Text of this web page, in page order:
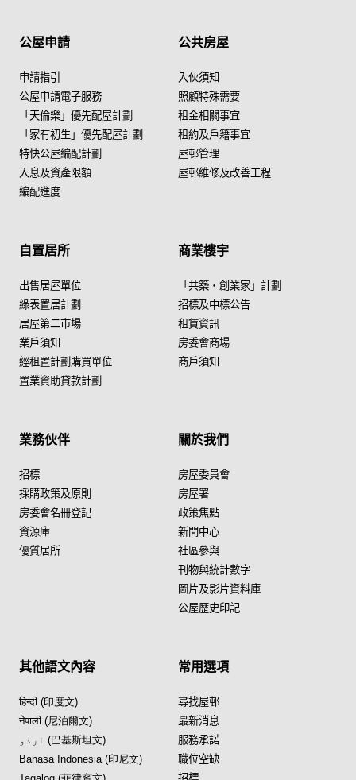
公屋申請
申請指引
公屋申請電子服務
「天倫樂」優先配屋計劃
「家有初生」優先配屋計劃
特快公屋編配計劃
入息及資產限額
編配進度
公共房屋
入伙須知
照顧特殊需要
租金相關事宜
租約及戶籍事宜
屋邨管理
屋邨維修及改善工程
自置居所
出售居屋單位
綠表置居計劃
居屋第二市場
業戶須知
經租置計劃購買單位
置業資助貸款計劃
商業樓宇
「共築・創業家」計劃
招標及中標公告
租賃資訊
房委會商場
商戶須知
業務伙伴
招標
採購政策及原則
房委會名冊登記
資源庫
優質居所
關於我們
房屋委員會
房屋署
政策焦點
新聞中心
社區參與
刊物與統計數字
圖片及影片資料庫
公屋歷史印記
其他語文內容
हिन्दी (印度文)
नेपाली (尼泊爾文)
اردو (巴基斯坦文)
Bahasa Indonesia (印尼文)
常用選項
尋找屋邨
最新消息
服務承諾
職位空缺